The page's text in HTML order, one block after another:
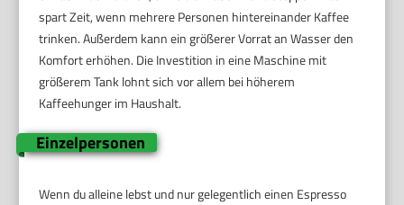
spart Zeit, wenn mehrere Personen hintereinander Kaffee
trinken. Außerdem kann ein größerer Vorrat an Wasser den
Komfort erhöhen. Die Investition in eine Maschine mit
größerem Tank lohnt sich vor allem bei höherem
Kaffeehunger im Haushalt.
Einzelpersonen
Wenn du alleine lebst und nur gelegentlich einen Espresso